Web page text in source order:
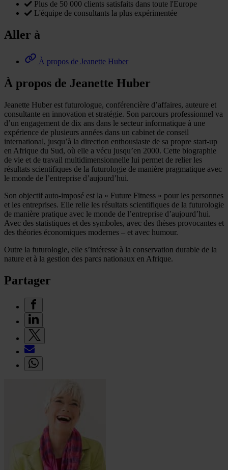
Plus de 50 000 clients satisfaits dans toute l'Europe
L'équipe de consultants la plus expérimentée
Aller à
À propos de Jeanette Huber
À propos de Jeanette Huber
Jeanette Huber est futurologue, conférencière d’affaires, auteure et
consultante en innovation et stratégie. Son parcours professionnel va
d’un engagement de dix ans dans le secteur informatique à une
expérience de plusieurs années dans un cabinet de conseil
international, jusqu’à la direction enthousiaste de sa propre start-up
en Afrique du Sud, où elle a vécu jusqu’en 2000. Cette biographie
de vie et de travail multidimensionnelle lui permet de relier les
résultats scientifiques de la futurologie de manière pragmatique avec
le monde de l’entreprise d’aujourd’hui.
Son objectif auto-imposé est la « Future Fitness » pour les personnes
et les entreprises. Elle relie les résultats scientifiques de la futurologie
de manière pratique avec le monde de l’entreprise d’aujourd’hui.
Avec des statistiques et des symboles, avec des thèses provocantes et
des théories économiques modernes – et avec humour.
Outre la futurologie, elle s’intéresse à la conservation durable de la
nature et à la gestion des parcs nationaux en Afrique.
Partager